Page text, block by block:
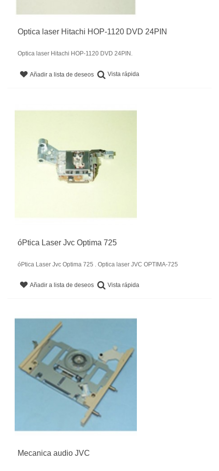
Optica laser Hitachi HOP-1120 DVD 24PIN
Optica laser Hitachi HOP-1120 DVD 24PIN.
Añadir a lista de deseos Vista rápida
óPtica Laser Jvc Optima 725
óPtica Laser Jvc Optima 725 . Optica laser JVC OPTIMA-725
Añadir a lista de deseos Vista rápida
Mecanica audio JVC